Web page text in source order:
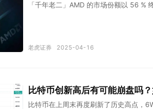
「千年老二」AMD 的市场份额以 56 %
年，一个在仙童半导体做销售的哥们在
首发，照样还是能分得市场一份羹。 也
老虎证券 2025-04-16
比特币创新高后有可能崩盘吗
比特币在上周末再度刷新了历史高点，